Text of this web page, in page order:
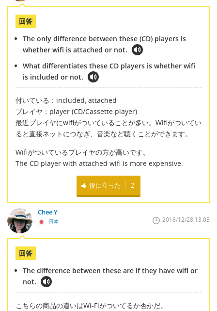
回答
The only difference between these (CD) players is
whether wifi is attached or not.
What differentiates these CD players is whether wifi
is included or not.
付いている：included, attached
プレイヤ：player (CD/Cassette player)
最近プレイヤにwifiがついていることが多い。Wifiがついてい
ると直接ネットにつなぎ、音楽など聴くことができます。
Wifiがついているプレイヤの方が高いです。
The CD player with attached wifi is more expensive.
役に立った 2
Chee Y
日本 2018/12/28 13:03
回答
The difference between these are if they have wifi or
not.
こちらの商品の違いはWi-Fiがついてるか否かだ。